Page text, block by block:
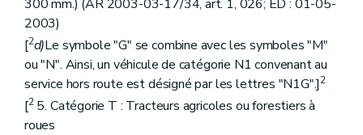
300 mm.) (AR 2003-03-17/34, art. 1, 026; ED : 01-05-
2003)
[2d)Le symbole "G" se combine avec les symboles "M"
ou "N". Ainsi, un véhicule de catégorie N1 convenant au
service hors route est désigné par les lettres "N1G".]2
[25. Catégorie T : Tracteurs agricoles ou forestiers à
roues